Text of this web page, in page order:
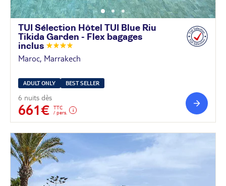
TUI Sélection Hôtel TUI Blue Riu
Tikida Garden - Flex bagages
inclus
Maroc, Marrakech
ADULT ONLY BEST SELLER
6 nuits dès
661€
TTC
/ pers.